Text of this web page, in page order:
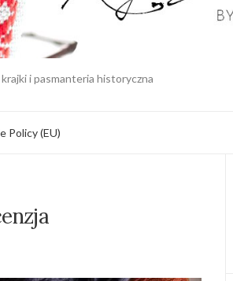
krajki i pasmanteria historyczna
Policy (EU)